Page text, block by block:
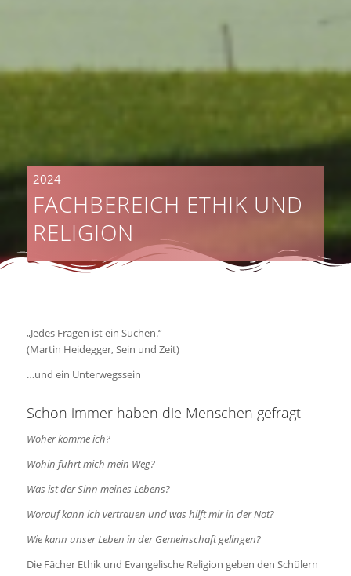
2024
FACHBEREICH ETHIK UND
RELIGION
„Jedes Fragen ist ein Suchen.“
(Martin Heidegger, Sein und Zeit)
…und ein Unterwegssein
Schon immer haben die Menschen gefragt
Woher komme ich?
Wohin führt mich mein Weg?
Was ist der Sinn meines Lebens?
Worauf kann ich vertrauen und was hilft mir in der Not?
Wie kann unser Leben in der Gemeinschaft gelingen?
Die Fächer Ethik und Evangelische Religion geben den Schülern